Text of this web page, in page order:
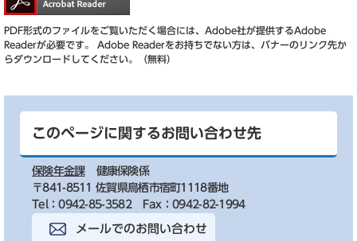
PDF形式のファイルをご覧いただく場合には、Adobe社が提供するAdobe
Readerが必要です。
Adobe Readerをお持ちでない方は、バナーのリンク先か
らダウンロードしてください。（無料）
このページに関するお問い合わせ先
保険年金課
健康保険係
〒841-8511 佐賀県鳥栖市宿町1118番地
Tel：0942-85-3582
Fax：0942-82-1994
メールでのお問い合わせ